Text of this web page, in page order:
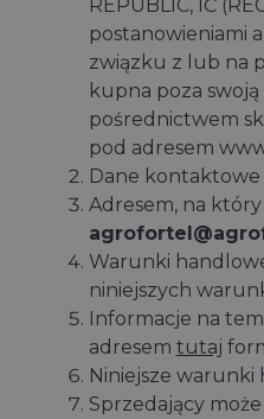
REPUBLIC, IČ
postanowieniami
związku z lub na
kupna poza
pośrednictwem
pod adresem
Dane kontaktowe
Adresem, na
Warunki
niniejszych
Informacje na
adresem tutaj
Niniejsze warunki
Sprzedający